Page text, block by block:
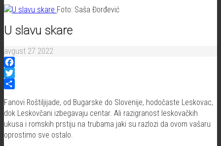
Foto: Saša Đorđević
U slavu skare
avgust 27 2022
Facebook
Twitter
Fanovi Roštiljijade, od Bugarske do Slovenije, hodočaste Leskovac,
dok Leskovčani izbegavaju centar. Ali razigranost leskovačkih
ukusa i romskih prstiju na trubama jaki su razlozi da ovom vašaru
oprostimo sve ostalo.